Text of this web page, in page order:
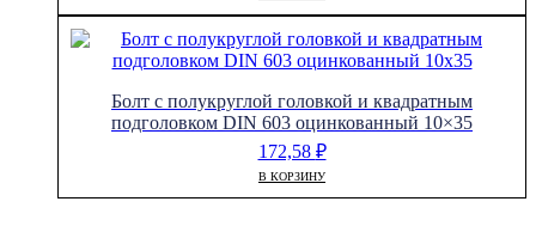
Болт с полукруглой головкой и квадратным
подголовком DIN 603 оцинкованный 10×35
172,58 ₽
В КОРЗИНУ